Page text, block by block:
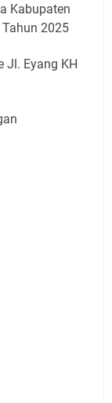
Kabupaten
Tahun 2025
Jl. Eyang KH